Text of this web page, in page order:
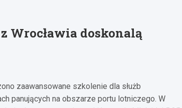
Wrocławia doskonalą
zaawansowane szkolenie dla służb
panujących na obszarze portu lotniczego. W